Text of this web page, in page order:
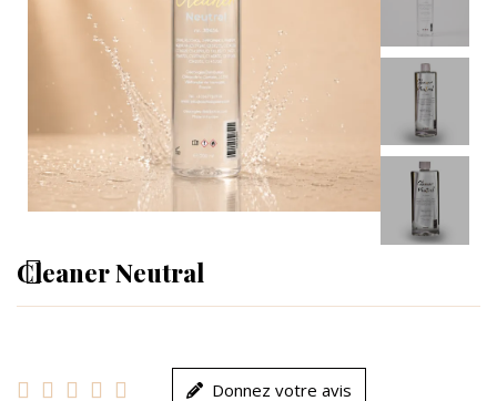
Cleaner Neutral
     Donnez votre avis